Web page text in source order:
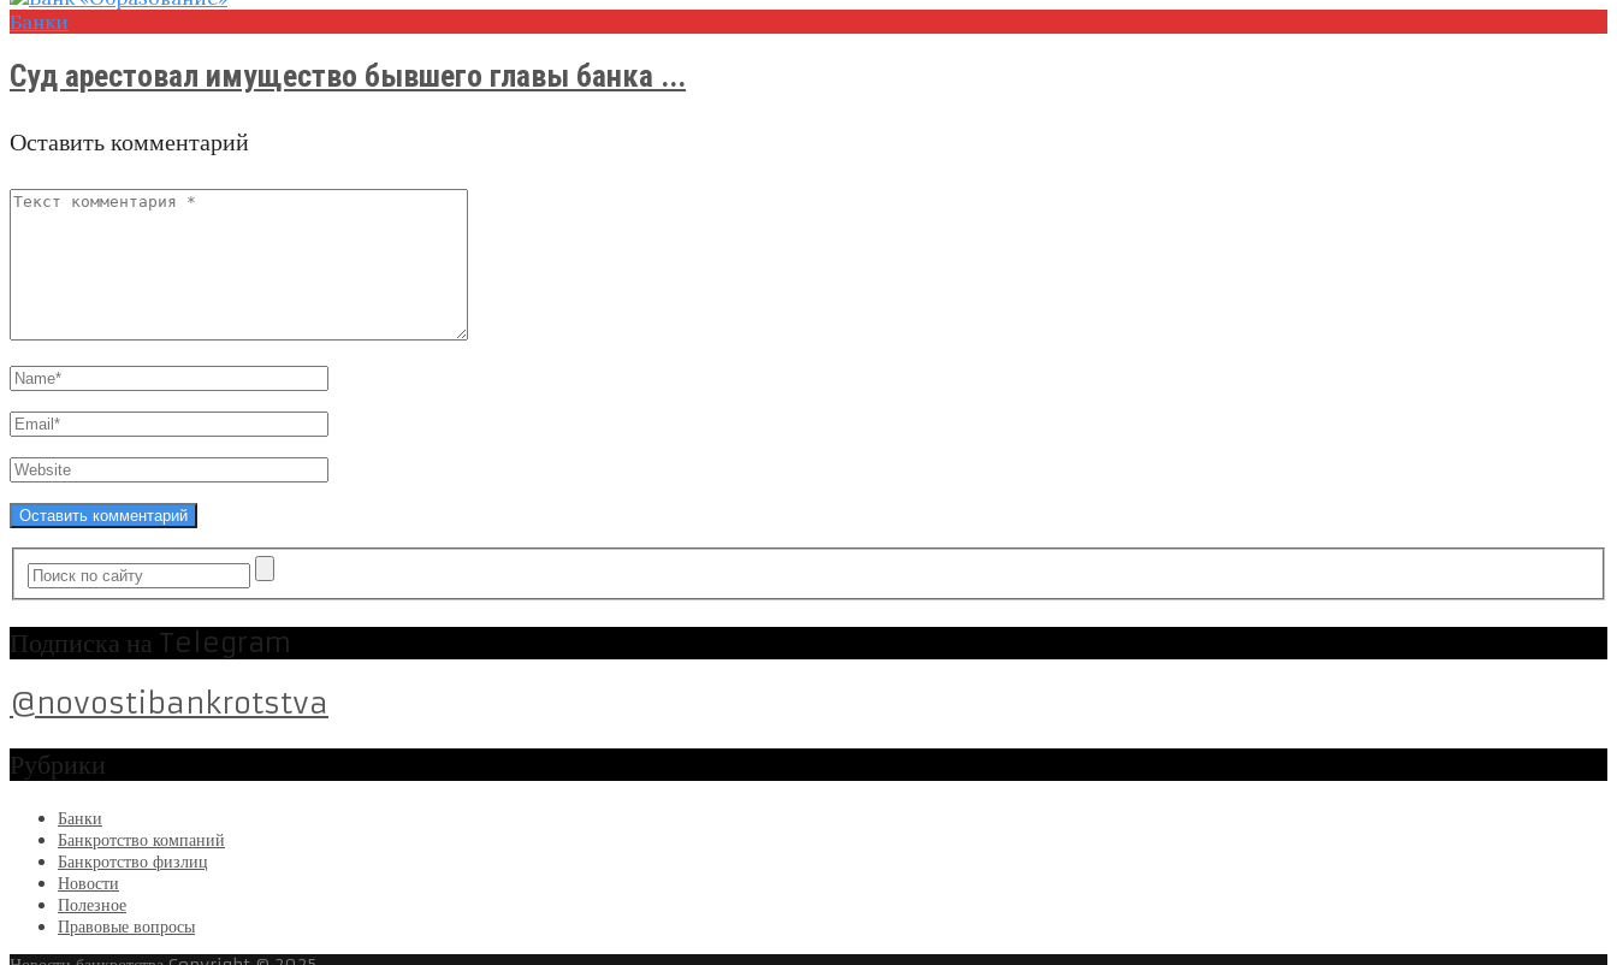
Банки
Суд арестовал имущество бывшего главы банка ...
Оставить комментарий
Подписка на Telegram
@novostibankrotstva
Рубрики
Банки
Банкротство компаний
Банкротство физлиц
Новости
Полезное
Правовые вопросы